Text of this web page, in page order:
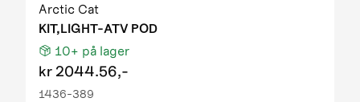
Arctic Cat
KIT,LIGHT-ATV POD
10+ på lager
kr 2044.56,-
1436-389